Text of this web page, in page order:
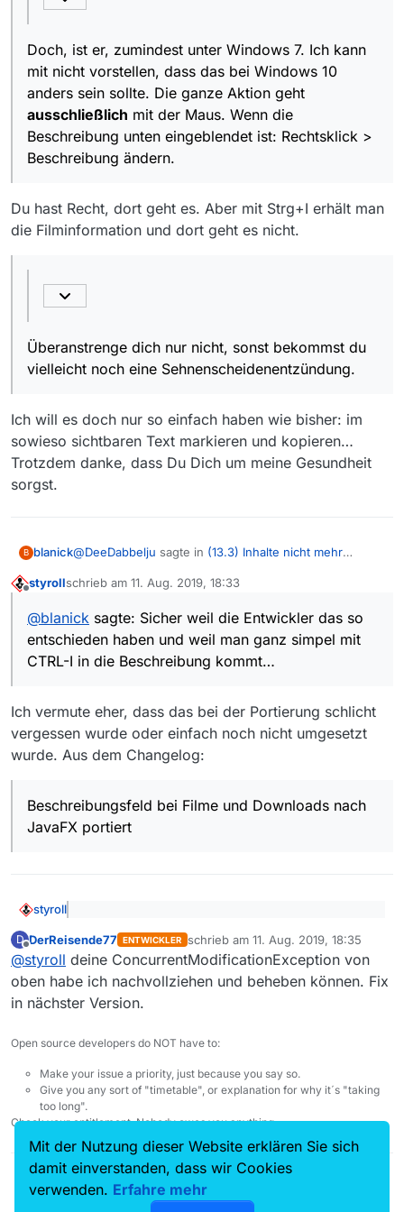
Doch, ist er, zumindest unter Windows 7. Ich kann
mit nicht vorstellen, dass das bei Windows 10
anders sein sollte. Die ganze Aktion geht
ausschließlich mit der Maus. Wenn die
Beschreibung unten eingeblendet ist: Rechtsklick >
Beschreibung ändern.
Du hast Recht, dort geht es. Aber mit Strg+I erhält man
die Filminformation und dort geht es nicht.
Überanstrenge dich nur nicht, sonst bekommst du
vielleicht noch eine Sehnenscheidenentzündung.
Ich will es doch nur so einfach haben wie bisher: im
sowieso sichtbaren Text markieren und kopieren…
Trotzdem danke, dass Du Dich um meine Gesundheit
sorgst.
B blanick@DeeDabbelju sagte in (13.3) Inhalte nicht mehr
Es wird immer die ganze Zeile markiert und in die
Zwischenablage kopiert.
Ich meine das in der Funktion unter “Beschreibung
ändern” , wie das@ styroll im 3. Beitrag vorgeschlagen
hat. Hast du das mit der ganzen Zeile in der Filmliste
ein-/ausgeblendet werden kann, nicht mehr
möglich ist.
Sicher weil die Entwickler das so entschieden haben
und weil man ganz simpel mit CTRL-I in die
Beschreibung kommt…
styrollschrieb am 11. Aug. 2019, 18:33
zuletzt editiert von
@blanick sagte: Sicher weil die Entwickler das so
entschieden haben und weil man ganz simpel mit
CTRL-I in die Beschreibung kommt…
Ich vermute eher, dass das bei der Portierung schlicht
vergessen wurde oder einfach noch nicht umgesetzt
wurde. Aus dem Changelog:
Beschreibungsfeld bei Filme und Downloads nach
JavaFX portiert
styroll
entschieden haben und weil man ganz simpel mit
CTRL-I in die Beschreibung kommt…
Ich vermute eher, dass das bei der Portierung schlicht
vergessen wurde oder einfach noch nicht umgesetzt
wurde. Aus dem Changelog:
Beschreibungsfeld bei Filme und Downloads nach
D
Offline
DerReisende77 ENTWICKLER schrieb am 11. Aug. 2019, 18:35
zuletzt editiert von
@styroll deine ConcurrentModificationException von
oben habe ich nachvollziehen und beheben können. Fix
in nächster Version.
Open source developers do NOT have to:
Make your issue a priority, just because you say so.
Give you any sort of "timetable", or explanation for why it´s "taking
too long".
Check your entitlement. Nobody owes you anything.
Mit der Nutzung dieser Website erklären Sie sich
damit einverstanden, dass wir Cookies
verwenden. Erfahre mehr